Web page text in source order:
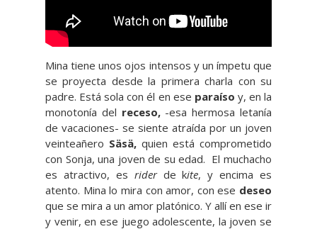
Mina tiene unos ojos intensos y un ímpetu que
se proyecta desde la primera charla con su
padre. Está sola con él en ese paraíso y, en la
monotonía del receso,-esa hermosa letanía
de vacaciones- se siente atraída por un joven
veinteañero Säsä, quien está comprometido
con Sonja, una joven de su edad. El muchacho
es atractivo, es riderde kite, y encima es
atento. Mina lo mira con amor, con ese deseo
que se mira a un amor platónico. Y allí en ese ir
y venir, en ese juego adolescente, la joven se